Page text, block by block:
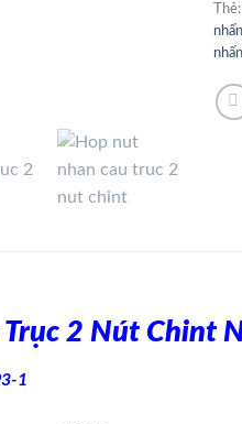
Thẻ:
2 Nút Chint
1